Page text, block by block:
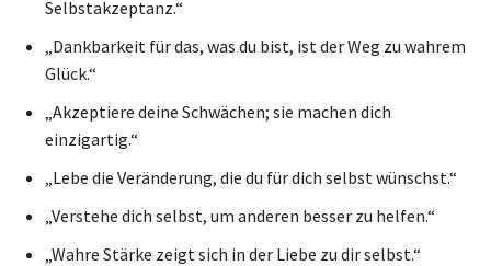
Selbstakzeptanz.“
„Dankbarkeit für das, was du bist, ist der Weg zu wahrem
Glück.“
„Akzeptiere deine Schwächen; sie machen dich
einzigartig.“
„Lebe die Veränderung, die du für dich selbst wünschst.“
„Verstehe dich selbst, um anderen besser zu helfen.“
„Wahre Stärke zeigt sich in der Liebe zu dir selbst.“